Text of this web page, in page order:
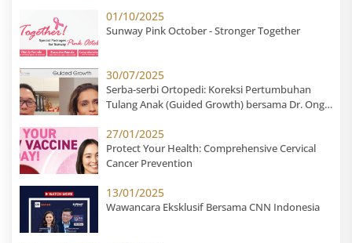
01/10/2025
Sunway Pink October - Stronger Together
30/07/2025
Serba-serbi Ortopedi: Koreksi Pertumbuhan
Tulang Anak (Guided Growth) bersama Dr. Ong
27/01/2025
Protect Your Health: Comprehensive Cervical
Cancer Prevention
13/01/2025
Wawancara Eksklusif Bersama CNN Indonesia